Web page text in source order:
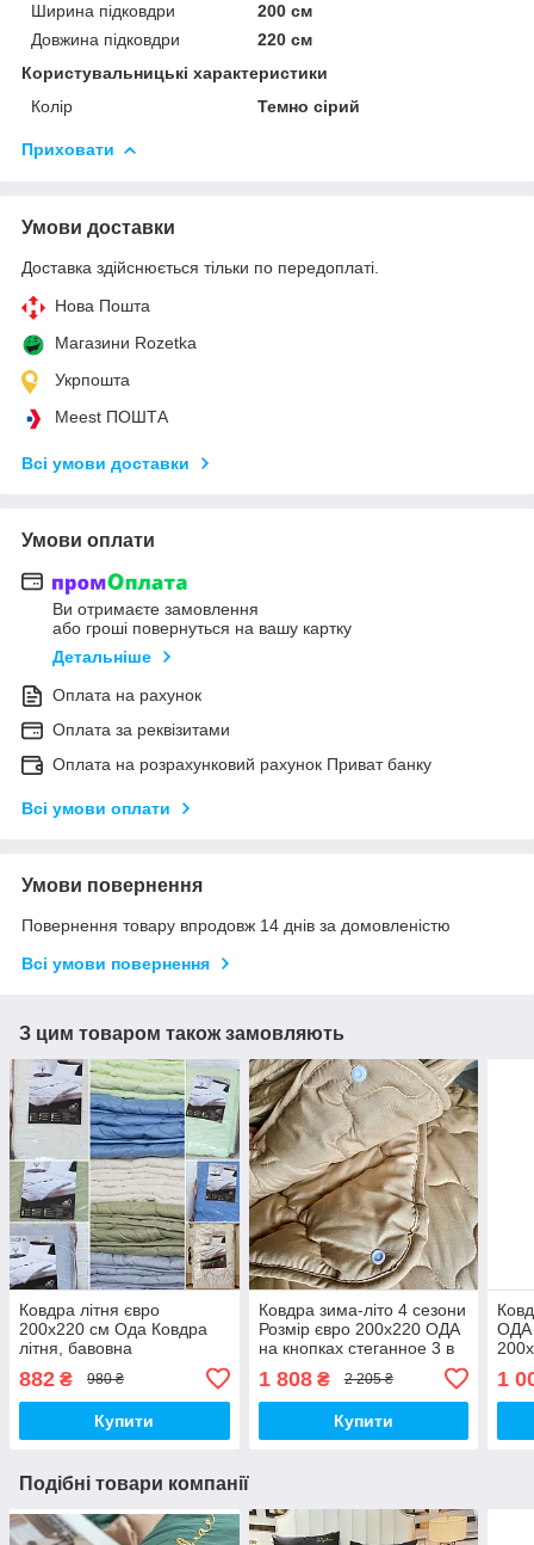
Ширина підковдри
200 см
Довжина підковдри
220 см
Користувальницькі характеристики
Колір
Темно сірий
Приховати
Умови доставки
Доставка здійснюється тільки по передоплаті.
Нова Пошта
Магазини Rozetka
Укрпошта
Meest ПОШТА
Всі умови доставки
Умови оплати
Ви отримаєте замовлення
або гроші повернуться на вашу картку
Детальніше
Оплата на рахунок
Оплата за реквізитами
Оплата на розрахунковий рахунок Приват банку
Всі умови оплати
Умови повернення
Повернення товару впродовж 14 днів за домовленістю
Всі умови повернення
З цим товаром також замовляють
Ковдра літня євро
200х220 см Ода Ковдра
літня, бавовна
ковдру ODA
882 ₴ 980 ₴
Купити
Ковдра зима-літо 4 сезони
Розмір євро 200х220 ОДА
на кнопках стеганное 3 в
1 808₴ 2 205 ₴
Купити
ОДА
1
Подібні товари компанії